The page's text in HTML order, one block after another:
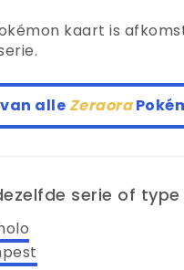
kaart is
alle Zeraora
serie of type